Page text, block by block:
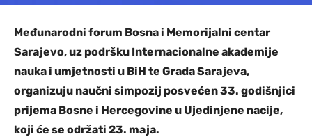
Međunarodni forum Bosna i Memorijalni centar
Sarajevo, uz podršku Internacionalne akademije
nauka i umjetnosti u BiH te Grada Sarajeva,
organizuju naučni simpozij posvećen 33. godišnjici
prijema Bosne i Hercegovine u Ujedinjene nacije,
koji će se održati 23. maja.